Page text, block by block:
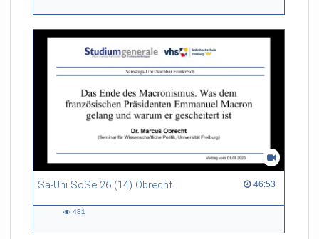
Sa-Uni SoSe 26 (14) Obrecht 46:53
46:53 duration
481